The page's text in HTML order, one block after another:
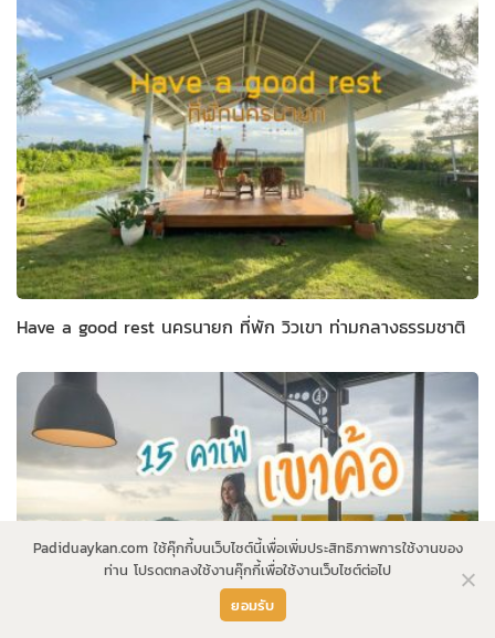
Have a good rest นครนายก ที่พัก วิวเขา ท่ามกลางธรรมชาติ
Padiduaykan.com ใช้คุ๊กกี้บนเว็บไซต์นี้เพื่อเพิ่มประสิทธิภาพการใช้งานของ
ท่าน โปรดตกลงใช้งานคุ๊กกี้เพื่อใช้งานเว็บไซต์ต่อไป
ยอมรับ